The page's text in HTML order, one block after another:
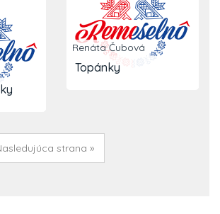
Renáta Čubová
Topánky
strana »